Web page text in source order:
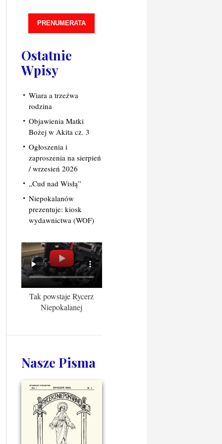
PRENUMERATA
Ostatnie
Wpisy
Wiara a trzeźwa
rodzina
Objawienia Matki
Bożej w Akita cz. 3
Ogłoszenia i
zaproszenia na sierpień
/ wrzesień 2026
„Cud nad Wisłą”
Niepokalanów
prezentuje: kiosk
wydawnictwa (WOF)
Tak powstaje Rycerz
Niepokalanej
Nasze Pisma